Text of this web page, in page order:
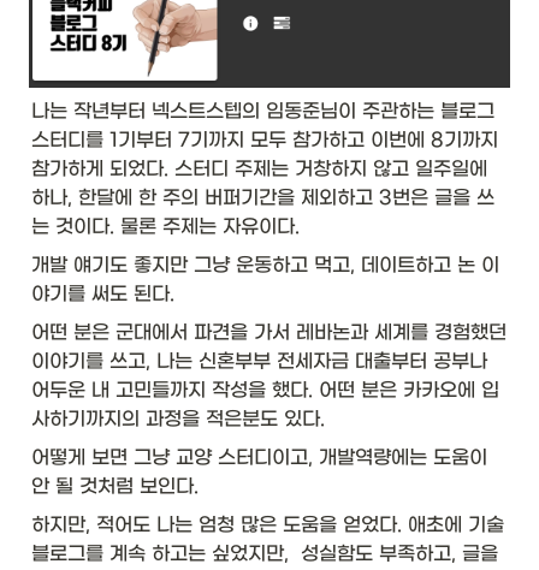
나는 작년부터 넥스트스텝의 임동준님이 주관하는 블로그
스터디를 1기부터 7기까지 모두 참가하고 이번에 8기까지
참가하게 되었다. 스터디 주제는 거창하지 않고 일주일에
하나, 한달에 한 주의 버퍼기간을 제외하고 3번은 글을 쓰
는 것이다. 물론 주제는 자유이다.
개발 얘기도 좋지만 그냥 운동하고 먹고, 데이트하고 논 이
야기를 써도 된다.
어떤 분은 군대에서 파견을 가서 레바논과 세계를 경험했던
이야기를 쓰고, 나는 신혼부부 전세자금 대출부터 공부나
어두운 내 고민들까지 작성을 했다. 어떤 분은 카카오에 입
사하기까지의 과정을 적은분도 있다.
어떻게 보면 그냥 교양 스터디이고, 개발역량에는 도움이
안 될 것처럼 보인다.
하지만, 적어도 나는 엄청 많은 도움을 얻었다. 애초에 기술
블로그를 계속 하고는 싶었지만,  성실함도 부족하고, 글을